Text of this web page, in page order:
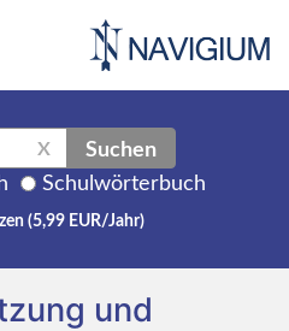
X Suchen
Schulwörterbuch
(5,99 EUR/Jahr)
und